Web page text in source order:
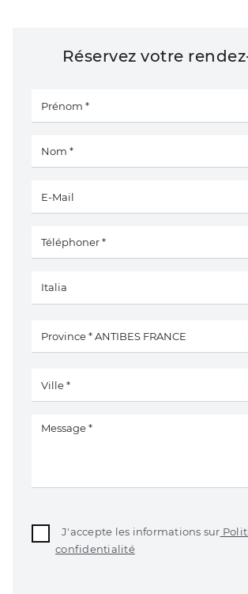
Réservez votre
J'accepte les informations sur
confidentialité